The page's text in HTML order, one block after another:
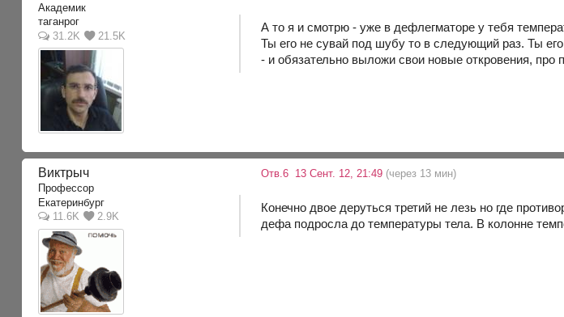
Академик
таганрог
31.2K
21.5K
А то я и смотрю - уже в дефлегматоре у тебя
Ты его не сувай под шубу то в следующий раз. Ты
- и обязательно выложи свои новые откровения, про
Виктрыч
Профессор
Екатеринбург
11.6K
2.9K
Отв.6 13 Сент. 12, 21:49 (через 13 мин)
Конечно двое деруться третий не лезь но где
дефа подросла до температуры тела. В колонне